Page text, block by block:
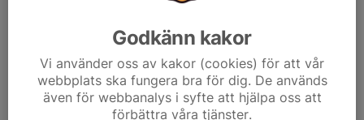
Godkänn kakor
Vi använder oss av kakor (cookies) för att vår
webbplats ska fungera bra för dig. De används
även för webbanalys i syfte att hjälpa oss att
förbättra våra tjänster.